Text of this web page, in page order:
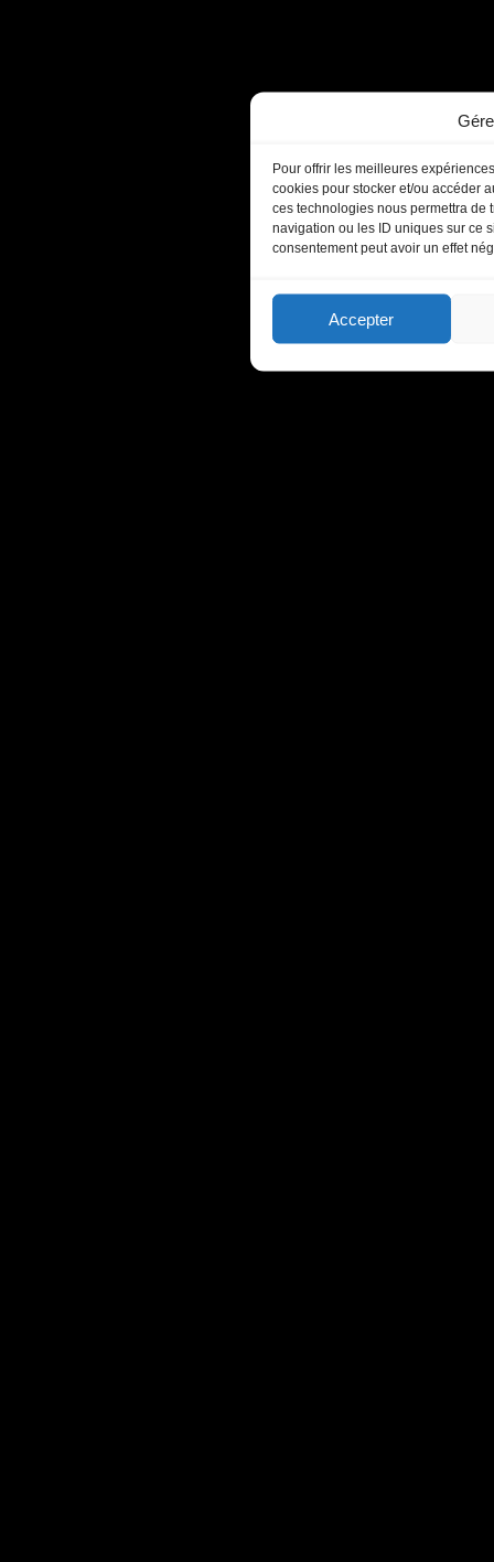
Pour offrir les meilleures
cookies pour stocker et/ou accéder
ces technologies nous permettra de
navigation ou les ID uniques sur ce
consentement peut avoir un effet
Accepter